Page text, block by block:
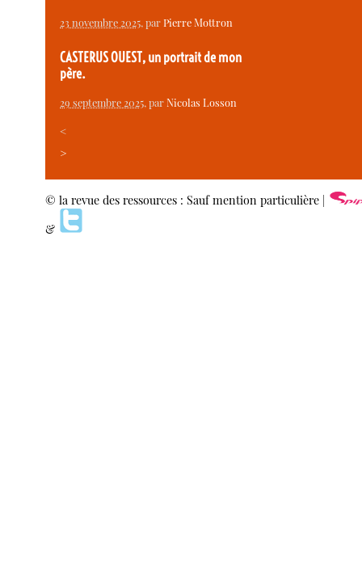
23 novembre 2025, parPierre Mottron
CASTERUS OUEST, un portrait de mon
père.
29 septembre 2025, parNicolas Losson
<
>
© la revue des ressources : Sauf mention particulière |
&